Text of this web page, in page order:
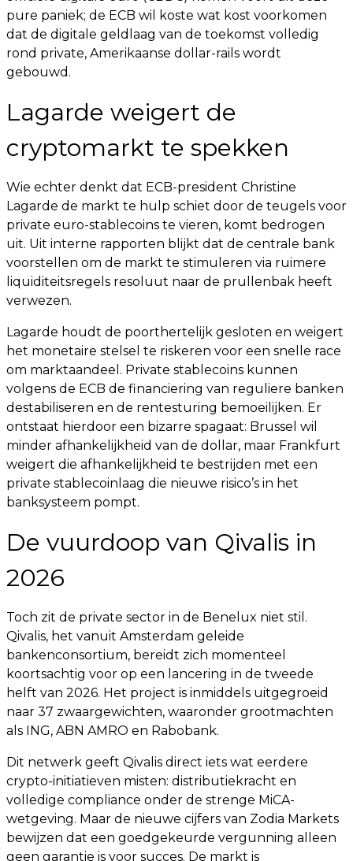
pure paniek; de ECB wil koste wat kost voorkomen
dat de digitale geldlaag van de toekomst volledig
rond private, Amerikaanse dollar-rails wordt
gebouwd.
Lagarde weigert de
cryptomarkt te spekken
Wie echter denkt dat ECB-president Christine
Lagarde de markt te hulp schiet door de teugels voor
private euro-stablecoins te vieren, komt bedrogen
uit. Uit interne rapporten blijkt dat de centrale bank
voorstellen om de markt te stimuleren via ruimere
liquiditeitsregels resoluut naar de prullenbak heeft
verwezen.
Lagarde houdt de poorthertelijk gesloten en weigert
het monetaire stelsel te riskeren voor een snelle race
om marktaandeel. Private stablecoins kunnen
volgens de ECB de financiering van reguliere banken
destabiliseren en de rentesturing bemoeilijken. Er
ontstaat hierdoor een bizarre spagaat: Brussel wil
minder afhankelijkheid van de dollar, maar Frankfurt
weigert die afhankelijkheid te bestrijden met een
private stablecoinlaag die nieuwe risico’s in het
banksysteem pompt.
De vuurdoop van Qivalis in
2026
Toch zit de private sector in de Benelux niet stil.
Qivalis, het vanuit Amsterdam geleide
bankenconsortium, bereidt zich momenteel
koortsachtig voor op een lancering in de tweede
helft van 2026. Het project is inmiddels uitgegroeid
naar 37 zwaargewichten, waaronder grootmachten
als ING, ABN AMRO en Rabobank.
Dit netwerk geeft Qivalis direct iets wat eerdere
crypto-initiatieven misten: distributiekracht en
volledige compliance onder de strenge MiCA-
wetgeving. Maar de nieuwe cijfers van Zodia Markets
bewijzen dat een goedgekeurde vergunning alleen
geen garantie is voor succes. De markt is